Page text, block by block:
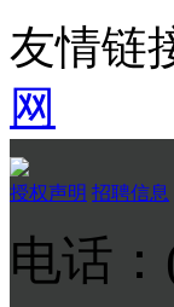
友情链
网
授权声明 招聘信息
电话